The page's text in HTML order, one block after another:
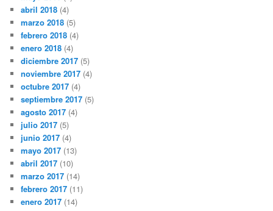
abril 2018 (4)
marzo 2018 (5)
febrero 2018 (4)
enero 2018 (4)
diciembre 2017 (5)
noviembre 2017 (4)
octubre 2017 (4)
septiembre 2017 (5)
agosto 2017 (4)
julio 2017 (5)
junio 2017 (4)
mayo 2017 (13)
abril 2017 (10)
marzo 2017 (14)
febrero 2017 (11)
enero 2017 (14)